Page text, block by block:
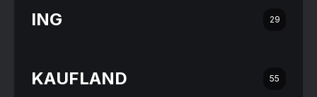
ING 29
KAUFLAND 55